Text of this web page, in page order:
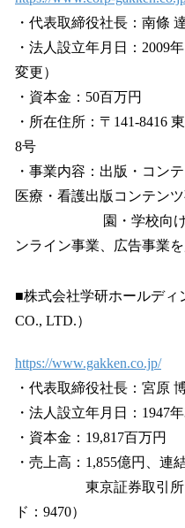
・代表取締役社長：南條
・法人設立年月日：2009
変更）
・資本金：50百万円
・所在住所：〒141-8416
8号
・事業内容：出版・コン
医療・看護出版コンテンツ
園・学校向け事業
ンライン事業、広告事業
■株式会社学研ホールデ
CO., LTD.）
https://www.gakken.co.jp/
・代表取締役社長：宮原
・法人設立年月日：1947
・資本金：19,817百万円
・売上高：1,855億円、連
東京証券取引所 プ
ド：9470）